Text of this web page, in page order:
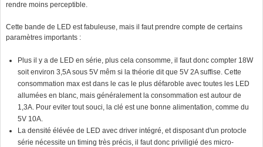
rendre moins perceptible.
Cette bande de LED est fabuleuse, mais il faut prendre compte de certains
paramètres importants :
Plus il y a de LED en série, plus cela consomme, il faut donc compter 18W
soit environ 3,5A sous 5V mêm si la théorie dit que 5V 2A suffise. Cette
consommation max est dans le cas le plus défaroble avec toutes les LED
allumées en blanc, mais généralement la consommation est autour de
1,3A. Pour eviter tout souci, la clé est une bonne alimentation, comme du
5V 10A.
La densité élévée de LED avec driver intégré, et disposant d'un protocle
série nécessite un timing très précis, il faut donc priviligié des micro-